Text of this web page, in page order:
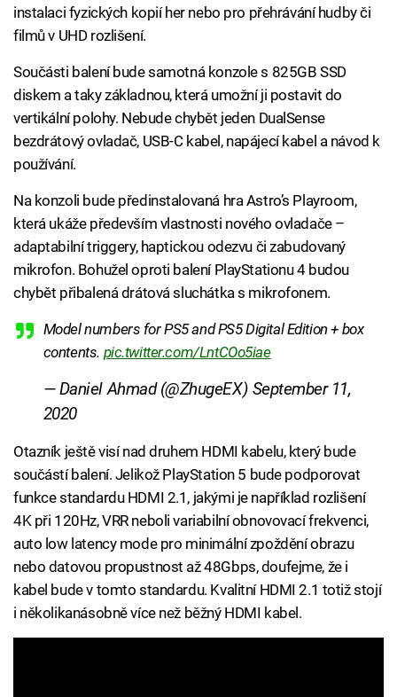
instalaci fyzických kopií her nebo pro přehrávání hudby či
filmů v UHD rozlišení.
Součásti balení bude samotná konzole s 825GB SSD
diskem a taky základnou, která umožní ji postavit do
vertikální polohy. Nebude chybět jeden DualSense
bezdrátový ovladač, USB-C kabel, napájecí kabel a návod k
používání.
Na konzoli bude předinstalovaná hra Astro’s Playroom,
která ukáže především vlastnosti nového ovladače –
adaptabilní triggery, haptickou odezvu či zabudovaný
mikrofon. Bohužel oproti balení PlayStationu 4 budou
chybět přibalená drátová sluchátka s mikrofonem.
Model numbers for PS5 and PS5 Digital Edition + box
contents. pic.twitter.com/LntCOo5iae
— Daniel Ahmad (@ZhugeEX) September 11,
2020
Otazník ještě visí nad druhem HDMI kabelu, který bude
součástí balení. Jelikož PlayStation 5 bude podporovat
funkce standardu HDMI 2.1, jakými je například rozlišení
4K při 120Hz, VRR neboli variabilní obnovovací frekvenci,
auto low latency mode pro minimální zpoždění obrazu
nebo datovou propustnost až 48Gbps, doufejme, že i
kabel bude v tomto standardu. Kvalitní HDMI 2.1 totiž stojí
i několikanásobně více než běžný HDMI kabel.